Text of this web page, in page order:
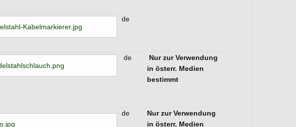
Kabelmarkierer.jpg
de
de
Nur zur Verwendung
in österr. Medien
bestimmt
de
Nur zur Verwendung
in österr. Medien